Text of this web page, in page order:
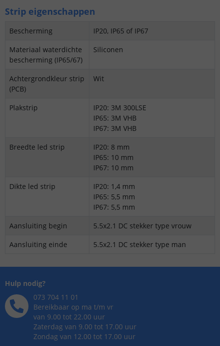
Strip eigenschappen
Bescherming
IP20, IP65 of IP67
Materiaal waterdichte
bescherming (IP65/67)
Siliconen
Achtergrondkleur strip
(PCB)
Wit
Plakstrip
IP20: 3M 300LSE
IP65: 3M VHB
IP67: 3M VHB
Breedte led strip
IP20: 8 mm
IP65: 10 mm
IP67: 10 mm
Dikte led strip
IP20: 1,4 mm
IP65: 5,5 mm
IP67: 5,5 mm
Aansluiting begin
5.5x2.1 DC stekker type vrouw
Aansluiting einde
5.5x2.1 DC stekker type man
Hulp nodig?
073 704 11 01
Bereikbaar op ma t/m vr
van 9.00 tot 22.00 uur
Zaterdag van 9.00 tot 17.00 uur
Zondag van 12.00 tot 17.00 uur